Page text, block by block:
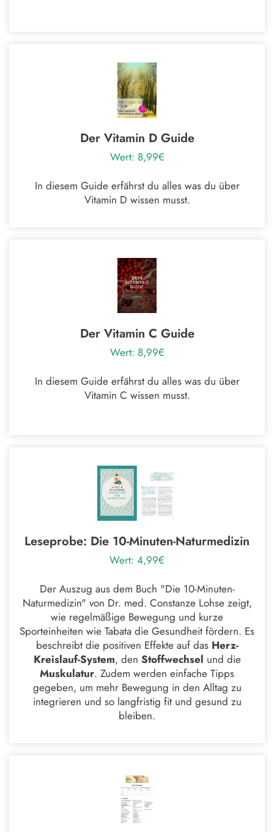
Der Vitamin D Guide
Wert: 8,99€
In diesem Guide erfährst du alles was du über
Vitamin D wissen musst.
Der Vitamin C Guide
Wert: 8,99€
In diesem Guide erfährst du alles was du über
Vitamin C wissen musst.
Leseprobe: Die 10-Minuten-Naturmedizin
Wert: 4,99€
Der Auszug aus dem Buch "Die 10-Minuten-
Naturmedizin" von Dr. med. Constanze Lohse zeigt,
wie regelmäßige Bewegung und kurze
Sporteinheiten wie Tabata die Gesundheit fördern. Es
beschreibt die positiven Effekte auf das Herz-
Kreislauf-System, den Stoffwechsel und die
Muskulatur. Zudem werden einfache Tipps
gegeben, um mehr Bewegung in den Alltag zu
integrieren und so langfristig fit und gesund zu
bleiben.